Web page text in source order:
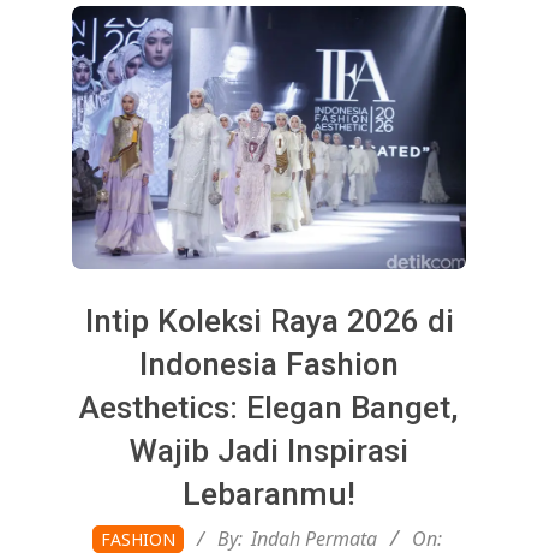
Intip Koleksi Raya 2026 di
Indonesia Fashion
Aesthetics: Elegan Banget,
Wajib Jadi Inspirasi
Lebaranmu!
2026-FASHION By: Indah Permata
On: